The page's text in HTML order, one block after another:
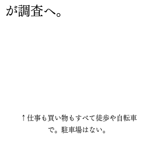
が調査へ。
↑仕事も買い物もすべて徒歩や自転車
で。駐車場はない。